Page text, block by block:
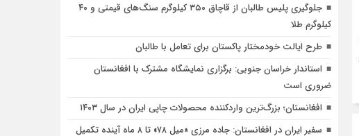
جلوگیری پلیس طالبان از قاچاق ۳۵۰ کیلوگرم سنگ‌های قیمتی و ۴۰
کیلوگرم طلا
طرح ایالت خودمختار پاکستان برای تعامل با طالبان
استاندار خراسان جنوبی: برگزاری نمایشگاه مشترک با افغانستان
ضروری است
افغانستان؛ بزرگ‌ترین واردکننده محصولات چاپی ایران در سال ۱۴۰۳
سفیر ایران در افغانستان: جاده مرزی «میل ۷۸» تا ۸ ماه آینده تکمیل